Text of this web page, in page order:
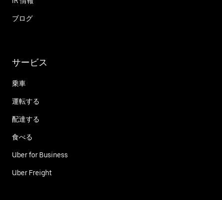
ブログ
サービス
乗車
運転する
配達する
食べる
Uber for Business
Uber Freight